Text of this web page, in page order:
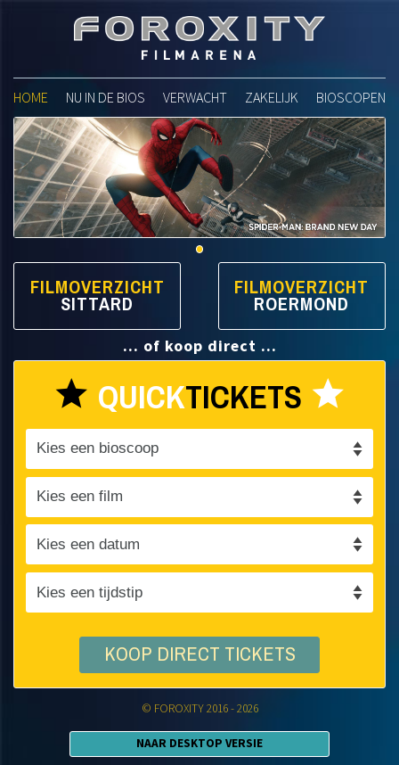
Foroxity Filmarena
HOME NU IN DE BIOS VERWACHT ZAKELIJK BIOSCOPEN
FILMOVERZICHT
SITTARD FILMOVERZICHT
ROERMOND
... of koop direct ...
star QUICKTICKETS star
KOOP DIRECT TICKETS
© FOROXITY 2016 - 2026
NAAR DESKTOP VERSIE